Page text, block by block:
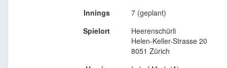
Innings
7 (geplant)
Spielort
Heerenschürli
Helen-Keller-Strasse 20
8051 Zürich